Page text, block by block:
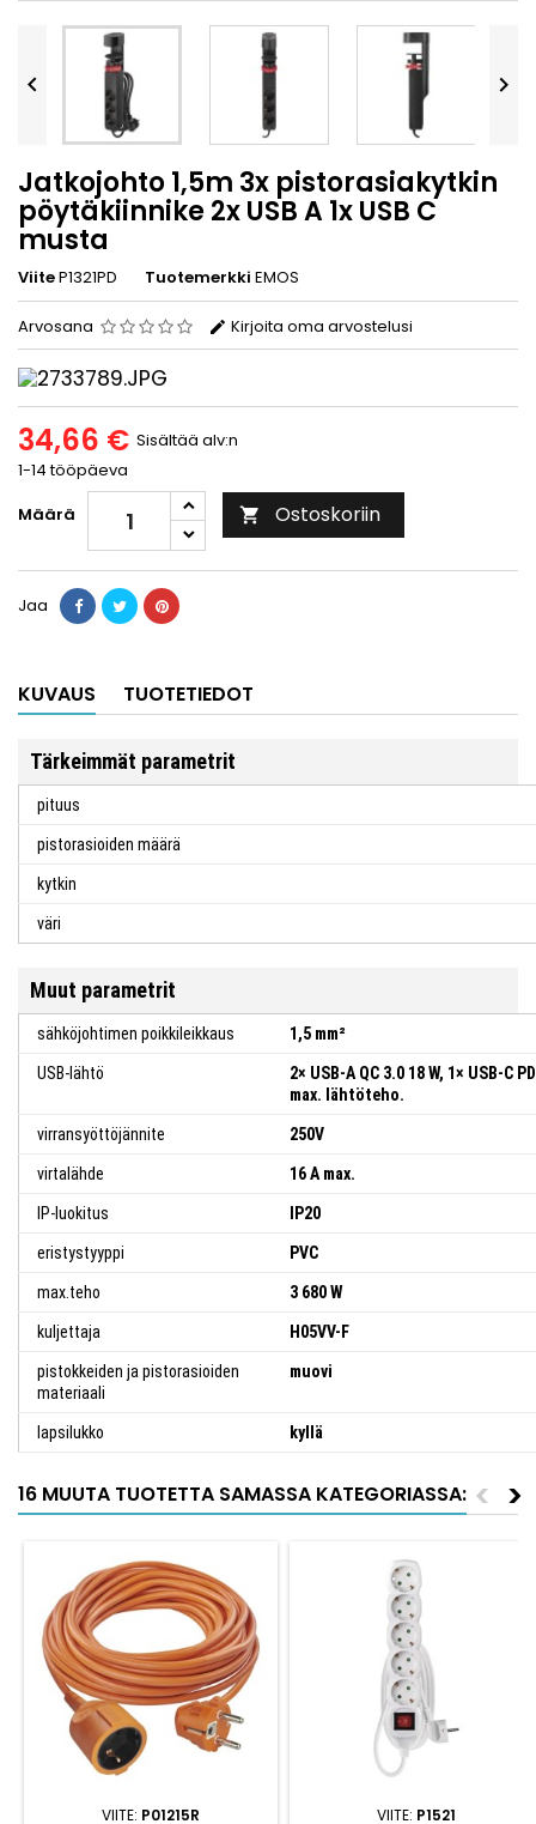
 
Jatkojohto 1,5m 3x pistorasiakytkin
pöytäkiinnike 2x USB A 1x USB C
musta
ViiteP1321PD Tuotemerkki EMOS
Arvosana Kirjoita oma arvostelusi
34,66 € Sisältää alv:n
1-14 tööpäeva
Määrä
 Ostoskoriin
Jaa
KUVAUS TUOTETIEDOT
Tärkeimmät parametrit
pituus
pistorasioiden määrä
kytkin
väri
Muut parametrit
sähköjohtimen poikkileikkaus 1,5 mm²
USB-lähtö
2× USB-A QC 3.0 18 W, 1× USB-C
max. lähtöteho.
virransyöttöjännite 250V
virtalähde 16 A max.
IP-luokitus IP20
eristystyyppi PVC
max.teho 3 680 W
kuljettaja H05VV-F
pistokkeiden ja pistorasioiden
materiaali
muovi
lapsilukko kyllä
16 MUUTA TUOTETTA SAMASSA KATEGORIASSA: >
<
VIITE: P01215R VIITE: P1521